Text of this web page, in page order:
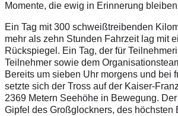
Momente, die ewig in Erinnerung
Ein Tag mit 300 schweißtreibenden
mehr als zehn Stunden Fahrzeit lag mit
Rückspiegel. Ein Tag, der für
Teilnehmer sowie dem
Bereits um sieben Uhr morgens und bei
setzte sich der Tross auf der Kaiser-
2369 Metern Seehöhe in Bewegung.
Gipfel des Großglockners, des höchsten